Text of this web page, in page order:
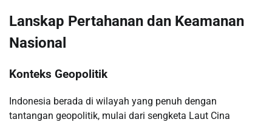
Lanskap Pertahanan dan Keamanan
Nasional
Konteks Geopolitik
Indonesia berada di wilayah yang penuh dengan
tantangan geopolitik, mulai dari sengketa Laut Cina